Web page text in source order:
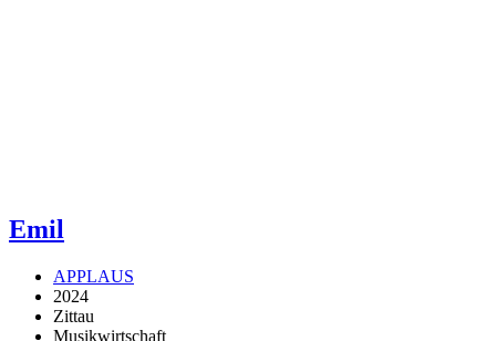
Emil
APPLAUS
2024
Zittau
Musikwirtschaft